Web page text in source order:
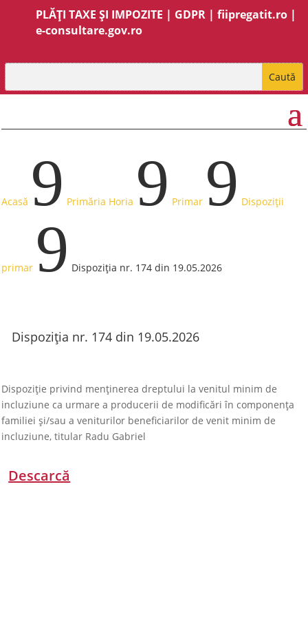
PLĂȚI TAXE ȘI IMPOZITE | GDPR |fiipregatit.ro |
e-consultare.gov.ro
Acasă 9 Primăria Horia 9 Primar 9 Dispoziții
primar 9 Dispoziția nr. 174 din 19.05.2026
Dispoziția nr. 174 din 19.05.2026
Dispoziție privind menținerea dreptului la venitul minim de
incluziune ca urmare a producerii de modificări în componența
familiei și/sau a veniturilor beneficiarilor de venit minim de
incluziune, titular Radu Gabriel
Descarcă